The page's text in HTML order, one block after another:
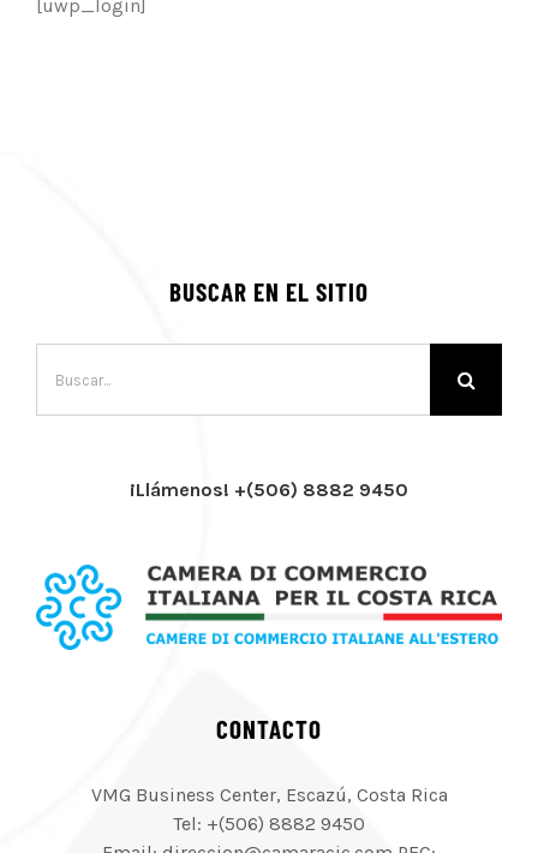
[uwp_login]
BUSCAR EN EL SITIO
¡Llámenos! +(506) 8882 9450
CONTACTO
VMG Business Center, Escazú, Costa Rica
Tel: +(506) 8882 9450